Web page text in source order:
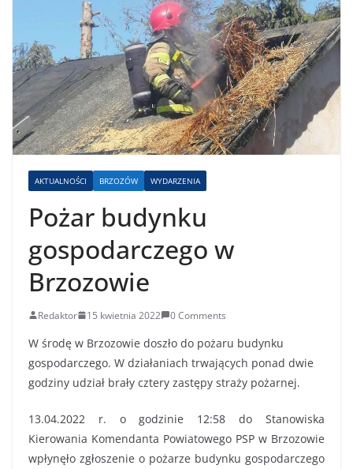
AKTUALNOŚCI BRZOZÓW WYDARZENIA
Pożar budynku
gospodarczego w
Brzozowie
Redaktor 15 kwietnia 2022 0 Comments
W środę w Brzozowie doszło do pożaru budynku
gospodarczego. W działaniach trwających ponad dwie
godziny udział brały cztery zastępy straży pożarnej.
13.04.2022 r. o godzinie 12:58 do Stanowiska
Kierowania Komendanta Powiatowego PSP w Brzozowie
wpłynęło zgłoszenie o pożarze budynku gospodarczego